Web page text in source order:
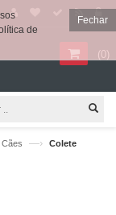
(0)
—› Colete
Fechar
de